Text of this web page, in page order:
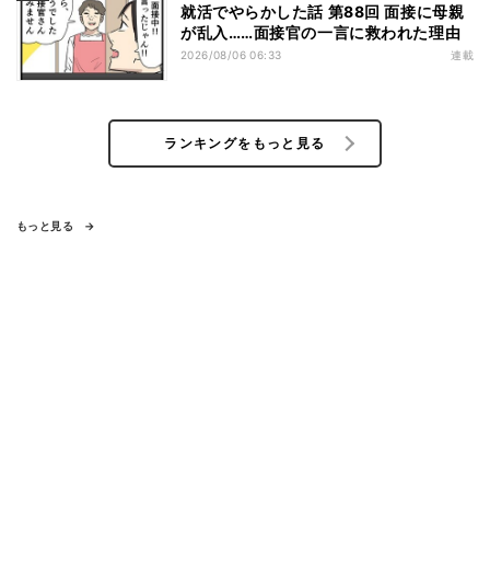
就活でやらかした話 第88回 面接に母親
が乱入……面接官の一言に救われた理由
2026/08/06 06:33 連載
ランキングをもっと見る
もっと見る